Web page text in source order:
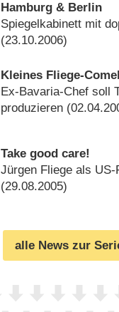
Hamburg & Berlin
Spiegelkabinett mit
(23.10.2006)
Kleines Fliege-
Ex-Bavaria-Chef soll
produzieren (
Take good care!
Jürgen Fliege als
(29.08.2005)
alle News zur